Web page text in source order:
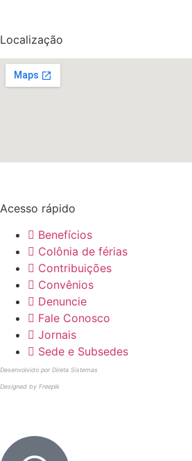
Localização
Acesso rápido
Benefícios
Colônia de férias
Contribuições
Convênios
Denuncie
Fale Conosco
Jornais
Sede e Subsedes
Desenvolvido por Direta Sistemas
Designed by Freepik